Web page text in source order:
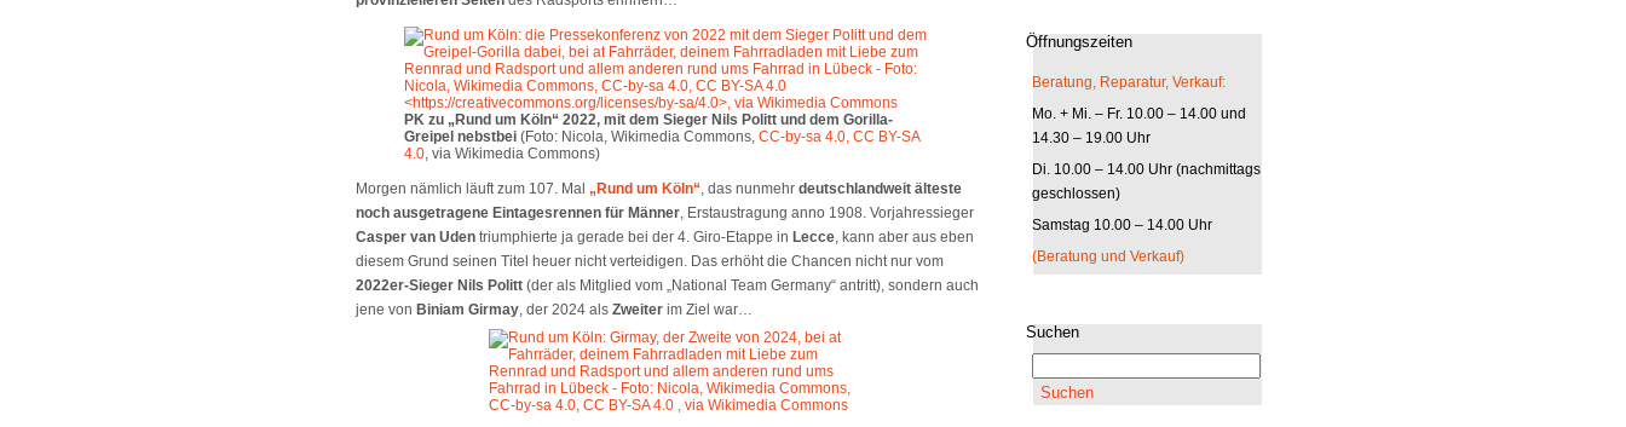
PK zu „Rund um Köln“ 2022, mit dem Sieger Nils Politt und dem Gorilla-
Greipel nebstbei (Foto: Nicola, Wikimedia Commons, CC-by-sa 4.0, CC BY-SA
4.0, via Wikimedia Commons)
Morgen nämlich läuft zum 107. Mal „Rund um Köln“, das nunmehr deutschlandweit älteste
noch ausgetragene Eintagesrennen für Männer, Erstaustragung anno 1908. Vorjahressieger
Casper van Uden triumphierte ja gerade bei der 4. Giro-Etappe in Lecce, kann aber aus eben
diesem Grund seinen Titel heuer nicht verteidigen. Das erhöht die Chancen nicht nur vom
2022er-Sieger Nils Politt (der als Mitglied vom „National Team Germany“ antritt), sondern auch
jene von Biniam Girmay, der 2024 als Zweiter im Ziel war…
Öffnungszeiten
Beratung, Reparatur, Verkauf:
Mo. + Mi. – Fr. 10.00 – 14.00 und
14.30 – 19.00 Uhr
Di. 10.00 – 14.00 Uhr (nachmittags
geschlossen)
Samstag 10.00 – 14.00 Uhr
(Beratung und Verkauf)
Suchen